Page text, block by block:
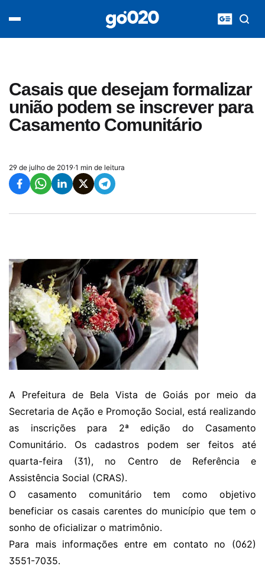
Casais que desejam formalizar
união podem se inscrever para
Casamento Comunitário
29 de julho de 2019·1 min de leitura
A Prefeitura de Bela Vista de Goiás por meio da
Secretaria de Ação e Promoção Social, está realizando
as inscrições para 2ª edição do Casamento
Comunitário. Os cadastros podem ser feitos até
quarta-feira (31), no Centro de Referência e
Assistência Social (CRAS).
O casamento comunitário tem como objetivo
beneficiar os casais carentes do município que tem o
sonho de oficializar o matrimônio.
Para mais informações entre em contato no (062)
3551-7035.
acontece agora
entretenimento
vídeos
pod020